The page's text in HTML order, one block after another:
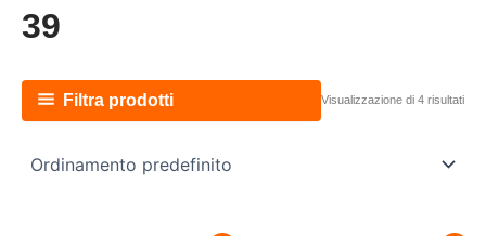
39
Filtra prodotti Visualizzazione di 4 risultati